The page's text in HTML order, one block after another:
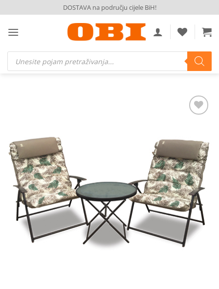
to
content
DOSTAVA na području cijele BiH!
Products
search
listu
želja